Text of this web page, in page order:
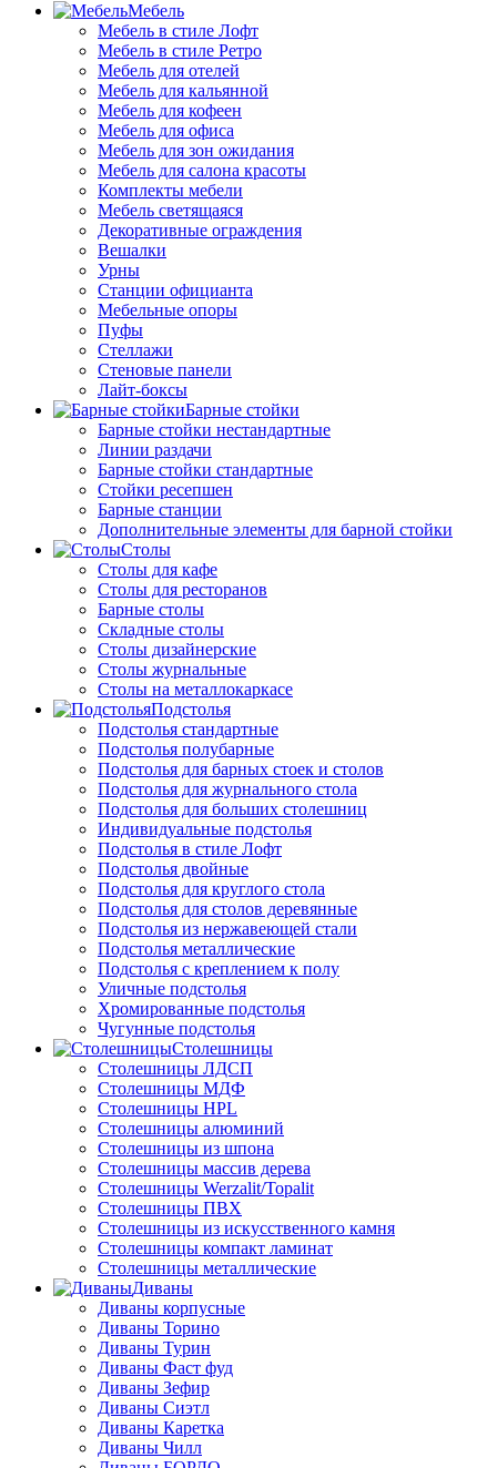
Мебель
Мебель в стиле Лофт
Мебель в стиле Ретро
Мебель для отелей
Мебель для кальянной
Мебель для кофеен
Мебель для офиса
Мебель для зон ожидания
Мебель для салона красоты
Комплекты мебели
Мебель светящаяся
Декоративные ограждения
Вешалки
Урны
Станции официанта
Мебельные опоры
Пуфы
Стеллажи
Стеновые панели
Лайт-боксы
Барные стойки
Барные стойки нестандартные
Линии раздачи
Барные стойки стандартные
Стойки ресепшен
Барные станции
Дополнительные элементы для барной стойки
Столы
Столы для кафе
Столы для ресторанов
Барные столы
Складные столы
Столы дизайнерские
Столы журнальные
Столы на металлокаркасе
Подстолья
Подстолья стандартные
Подстолья полубарные
Подстолья для барных стоек и столов
Подстолья для журнального стола
Подстолья для больших столешниц
Индивидуальные подстолья
Подстолья в стиле Лофт
Подстолья двойные
Подстолья для круглого стола
Подстолья для столов деревянные
Подстолья из нержавеющей стали
Подстолья металлические
Подстолья с креплением к полу
Уличные подстолья
Хромированные подстолья
Чугунные подстолья
Столешницы
Столешницы ЛДСП
Столешницы МДФ
Столешницы HPL
Столешницы алюминий
Столешницы из шпона
Столешницы массив дерева
Столешницы Werzalit/Topalit
Столешницы ПВХ
Столешницы из искусственного камня
Столешницы компакт ламинат
Столешницы металлические
Диваны
Диваны корпусные
Диваны Торино
Диваны Турин
Диваны Фаст фуд
Диваны Зефир
Диваны Сиэтл
Диваны Каретка
Диваны Чилл